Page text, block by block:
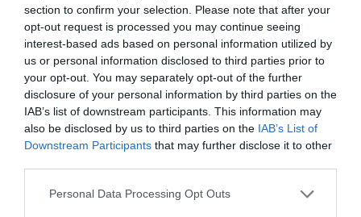
section to confirm your selection. Please note that after your
opt-out request is processed you may continue seeing
interest-based ads based on personal information utilized by
us or personal information disclosed to third parties prior to
your opt-out. You may separately opt-out of the further
disclosure of your personal information by third parties on the
IAB’s list of downstream participants. This information may
also be disclosed by us to third parties on the IAB’s List of
Downstream Participants that may further disclose it to other
Personal Data Processing Opt Outs
lançou na sua páginaBandcamp, sob o muito
pouco título de “Untitled”, nove canções “acabadas
e inacabadas”, conjunto que, tendo chamado a
atenção de muitos, acabou por ser regravado e
lançado em 2016, comoTurn Into, pela Polyvinyl.
Pub